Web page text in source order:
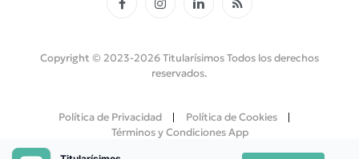
FacebookInstagramLinkedInRSS
Copyright © 2023-2026 Titularísimos Todos los derechos
reservados.
Política de Privacidad
Política de Cookies
Términos y Condiciones App